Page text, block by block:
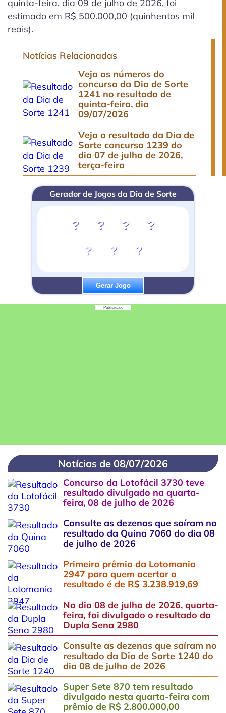
quinta-feira, dia 09 de julho de 2026, foi
estimado em R$ 500.000,00 (quinhentos mil
reais).
Notícias Relacionadas
Veja os números do
concurso da Dia de Sorte
1241 no resultado de
quinta-feira, dia
09/07/2026
Veja o resultado da Dia de
Sorte concurso 1239 do
dia 07 de julho de 2026,
terça-feira
Gerador de Jogos da Dia de Sorte
? ? ?
?
?
? ?
Gerar Jogo
Publicidade
Notícias de 08/07/2026
Concurso da Lotofácil 3730 teve
resultado divulgado na quarta-
feira, 08 de julho de 2026
Consulte as dezenas que saíram no
resultado da Quina 7060 do dia 08
de julho de 2026
Primeiro prêmio da Lotomania
2947 para quem acertar o
resultado é de R$ 3.238.919,69
No dia 08 de julho de 2026, quarta-
feira, foi divulgado o resultado da
Dupla Sena 2980
Consulte as dezenas que saíram no
resultado da Dia de Sorte 1240 do
dia 08 de julho de 2026
Super Sete 870 tem resultado
divulgado nesta quarta-feira com
prêmio de R$ 2.800.000,00